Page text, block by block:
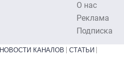
О нас
Реклама
Подписка
НОВОСТИ КАНАЛОВ
СТАТЬИ